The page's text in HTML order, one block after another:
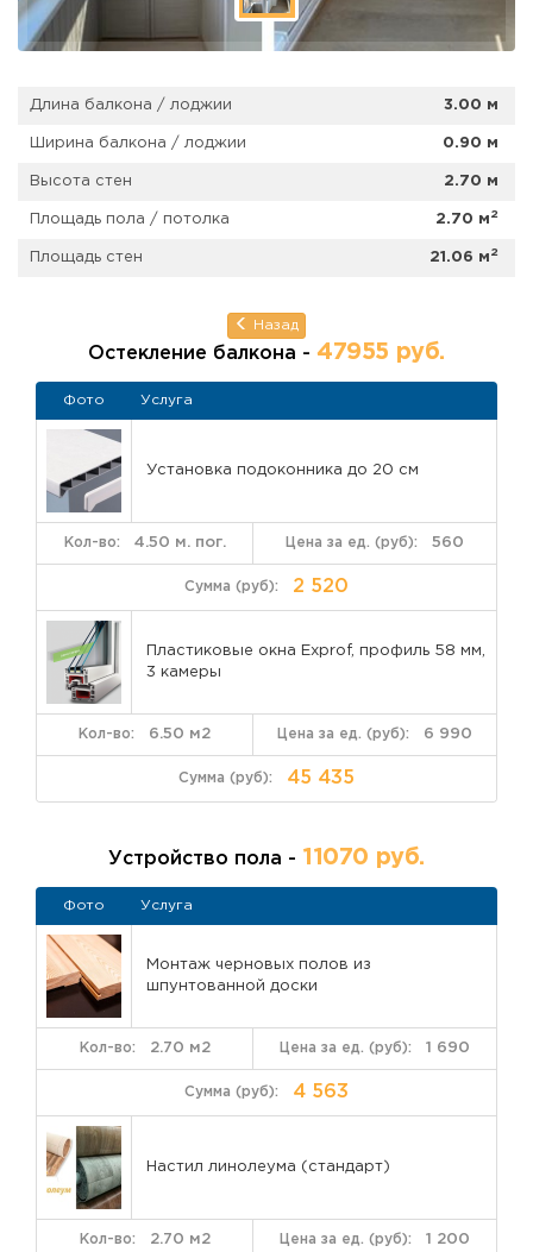
Назад
Длина балкона / лоджии 3.00 м
Ширина балкона / лоджии 0.90 м
Высота стен 2.70 м
Площадь пола / потолка 2.70 м 2
Площадь стен 21.06 м 2
Остекление балкона -47955 руб.
Фото Услуга
Установка подоконника до 20 см
560
4.50 м. пог.
2 520
Пластиковые окна Exprof, профиль 58 мм,
3 камеры
6 990
6.50 м2
45 435
Устройство пола - 11070 руб.
Фото Услуга
Монтаж черновых полов из
шпунтованной доски
1 690
2.70 м2
4 563
Настил линолеума (стандарт)
1 200
2.70 м2